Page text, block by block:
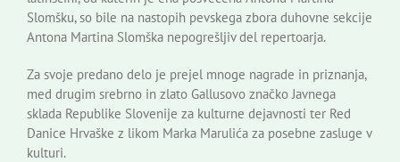
Slomšku, so bile na nastopih pevskega zbora duhovne sekcije
Antona Martina Slomška nepogrešljiv del repertoarja.
Za svoje predano delo je prejel mnoge nagrade in priznanja,
med drugim srebrno in zlato Gallusovo značko Javnega
sklada Republike Slovenije za kulturne dejavnosti ter Red
Danice Hrvaške z likom Marka Marulića za posebne zasluge v
kulturi.